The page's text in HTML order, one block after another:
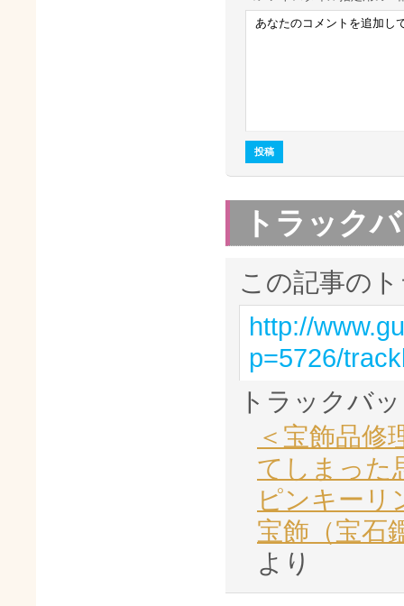
トラック
この記事の
http://
p=5726/
トラックバ
＜宝飾品修
てしまった
ピンキーリ
宝飾（宝石
より